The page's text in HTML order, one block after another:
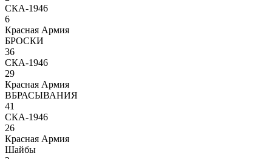
СКА-1946
6
Красная Армия
БРОСКИ
36
СКА-1946
29
Красная Армия
ВБРАСЫВАНИЯ
41
СКА-1946
26
Красная Армия
Шайбы